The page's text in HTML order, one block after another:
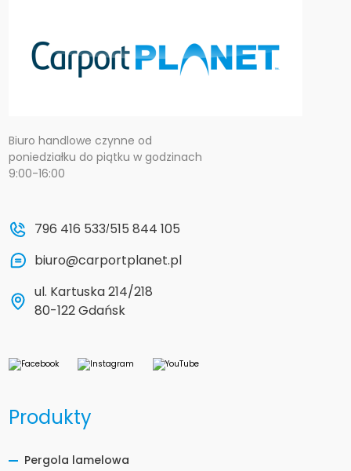
Biuro handlowe czynne od
poniedziałku do piątku w godzinach
9:00-16:00
796 416 533/515 844 105
biuro@carportplanet.pl
ul. Kartuska 214/218
80-122 Gdańsk
Produkty
Pergola lamelowa